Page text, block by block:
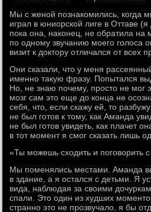
Мы с женой познакомились, когда
играл в юниорской лиге в Оттаве (я
пока она, наконец, не обратила
по одному звучанию моего голоса
визит к доктору отличался от всех
Они сказали, что у меня
именно такую фразу. Попытался
Но, не знаю почему, просто не мог
мозг сам это еще до конца не
себя, что, если скажу ей, то
не был готов к тому, как Аманда
не был готов увидеть, как плачет
в тот момент я смог сказать лишь
«Ты можешь сходить и поговорить
Мы поменялись местами. Аманда
в здание, а я остался с детьми. Я
вида, наблюдая за своими
спали. Это один из худших
странно это не прозвучало, я бы